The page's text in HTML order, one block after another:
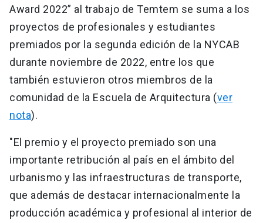
Award 2022” al trabajo de Temtem se suma a los
proyectos de profesionales y estudiantes
premiados por la segunda edición de la NYCAB
durante noviembre de 2022, entre los que
también estuvieron otros miembros de la
comunidad de la Escuela de Arquitectura (ver
nota).
"El premio y el proyecto premiado son una
importante retribución al país en el ámbito del
urbanismo y las infraestructuras de transporte,
que además de destacar internacionalmente la
producción académica y profesional al interior de